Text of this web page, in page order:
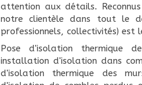
attention aux détails.
notre clientèle dans tout le
professionnels, collectivités)
Pose d'isolation thermique
installation d'isolation dans
d'isolation thermique des